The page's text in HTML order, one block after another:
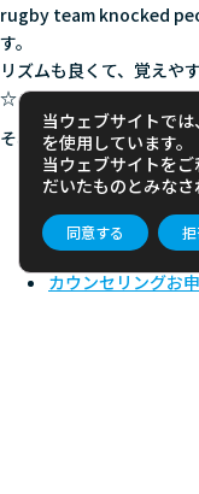
rugby team knocked
す。
リズムも良くて、覚えや
☆
それではまた次回！ See
資料請求
カウンセリングお
当ウェブサイトで
を使用しています。
当ウェブサイトを
だいたものとみなさ
同意する